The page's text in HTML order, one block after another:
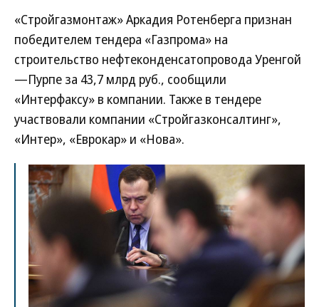
«Стройгазмонтаж» Аркадия Ротенберга признан
победителем тендера «Газпрома» на
строительство нефтеконденсатопровода Уренгой
—Пурпе за 43,7 млрд руб., сообщили
«Интерфаксу» в компании. Также в тендере
участвовали компании «Стройгазконсалтинг»,
«Интер», «Еврокар» и «Нова».